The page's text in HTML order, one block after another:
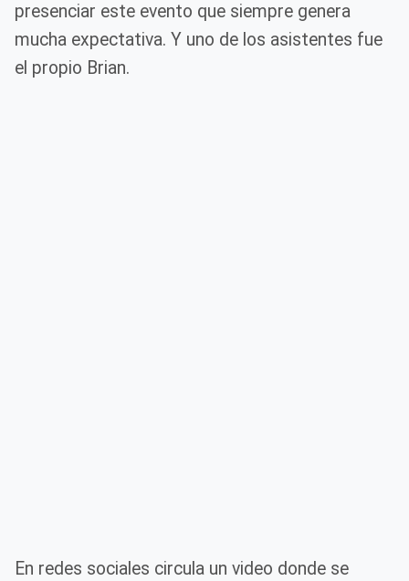
presenciar este evento que siempre genera
mucha expectativa. Y uno de los asistentes fue
el propio Brian.
En redes sociales circula un video donde se